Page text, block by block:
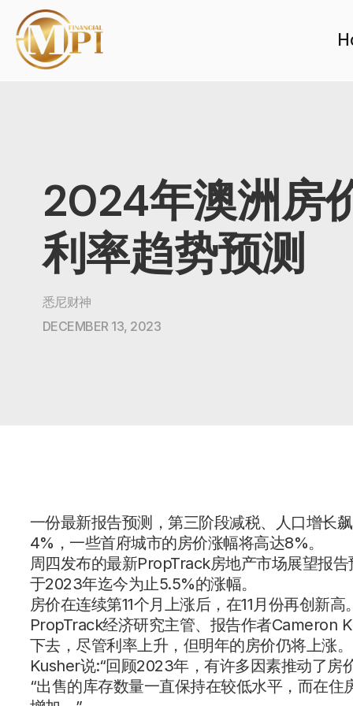
2024年澳洲房
利率趋势预测
悉尼财神
DECEMBER 13, 2023
一份最新报告预测，第三阶段减税、人口增长
4%，一些首府城市的房价涨幅将高达8%。
周四发布的最新PropTrack房地产市场展望报
于2023年迄今为止5.5%的涨幅。
房价在连续第11个月上涨后，在11月份再创新高
PropTrack经济研究主管、报告作者Cameron
下去，尽管利率上升，但明年的房价仍将上涨。
Kusher说:“回顾2023年，有许多因素推动了房
“出售的库存数量一直保持在较低水平，而在